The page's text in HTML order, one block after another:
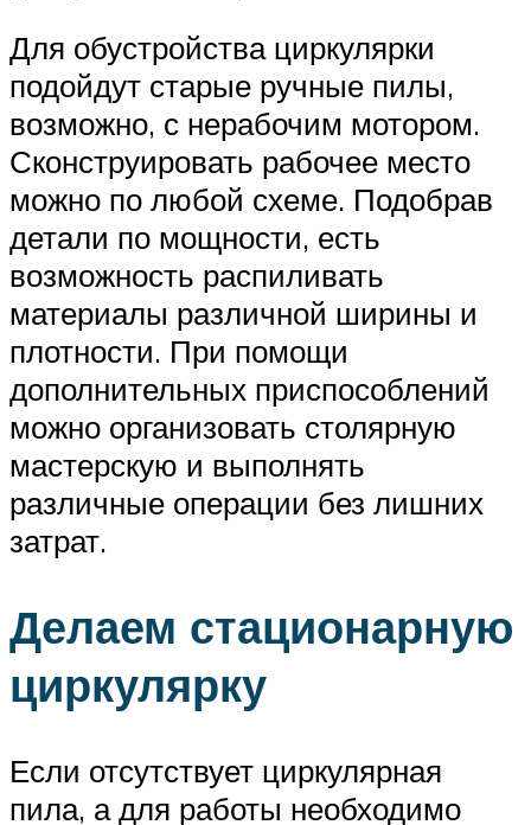
Для обустройства циркулярки
подойдут старые ручные пилы,
возможно, с нерабочим мотором.
Сконструировать рабочее место
можно по любой схеме. Подобрав
детали по мощности, есть
возможность распиливать
материалы различной ширины и
плотности. При помощи
дополнительных приспособлений
можно организовать столярную
мастерскую и выполнять
различные операции без лишних
затрат.
Делаем стационарную
циркулярку
Если отсутствует циркулярная
пила, а для работы необходимо